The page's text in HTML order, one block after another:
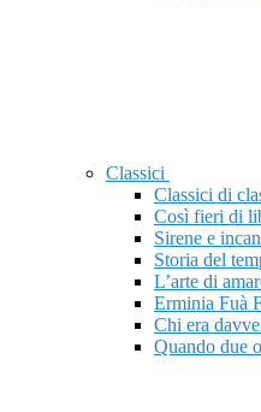
Classici
Classici di
Così fieri di
Sirene e
Storia del
L’arte di
Erminia Fuà
Chi era
Quando due